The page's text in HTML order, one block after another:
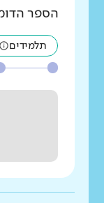
הספר
תלמידים